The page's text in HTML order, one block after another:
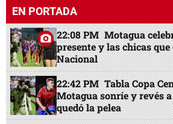
EN PORTADA
22:08 PM Motagua
presente y las chicas
Nacional
22:42 PM Tabla Copa
Motagua sonríe y revés
quedó la pelea